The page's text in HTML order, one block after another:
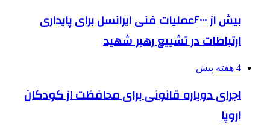
بیش از ۶۰۰۰عملیات فنی ایرانسل برای پایداری
ارتباطات در تشییع رهبر شهید
4 هفته پیش
اجرای دوباره قانونی برای محافظت از کودکان
اروپا